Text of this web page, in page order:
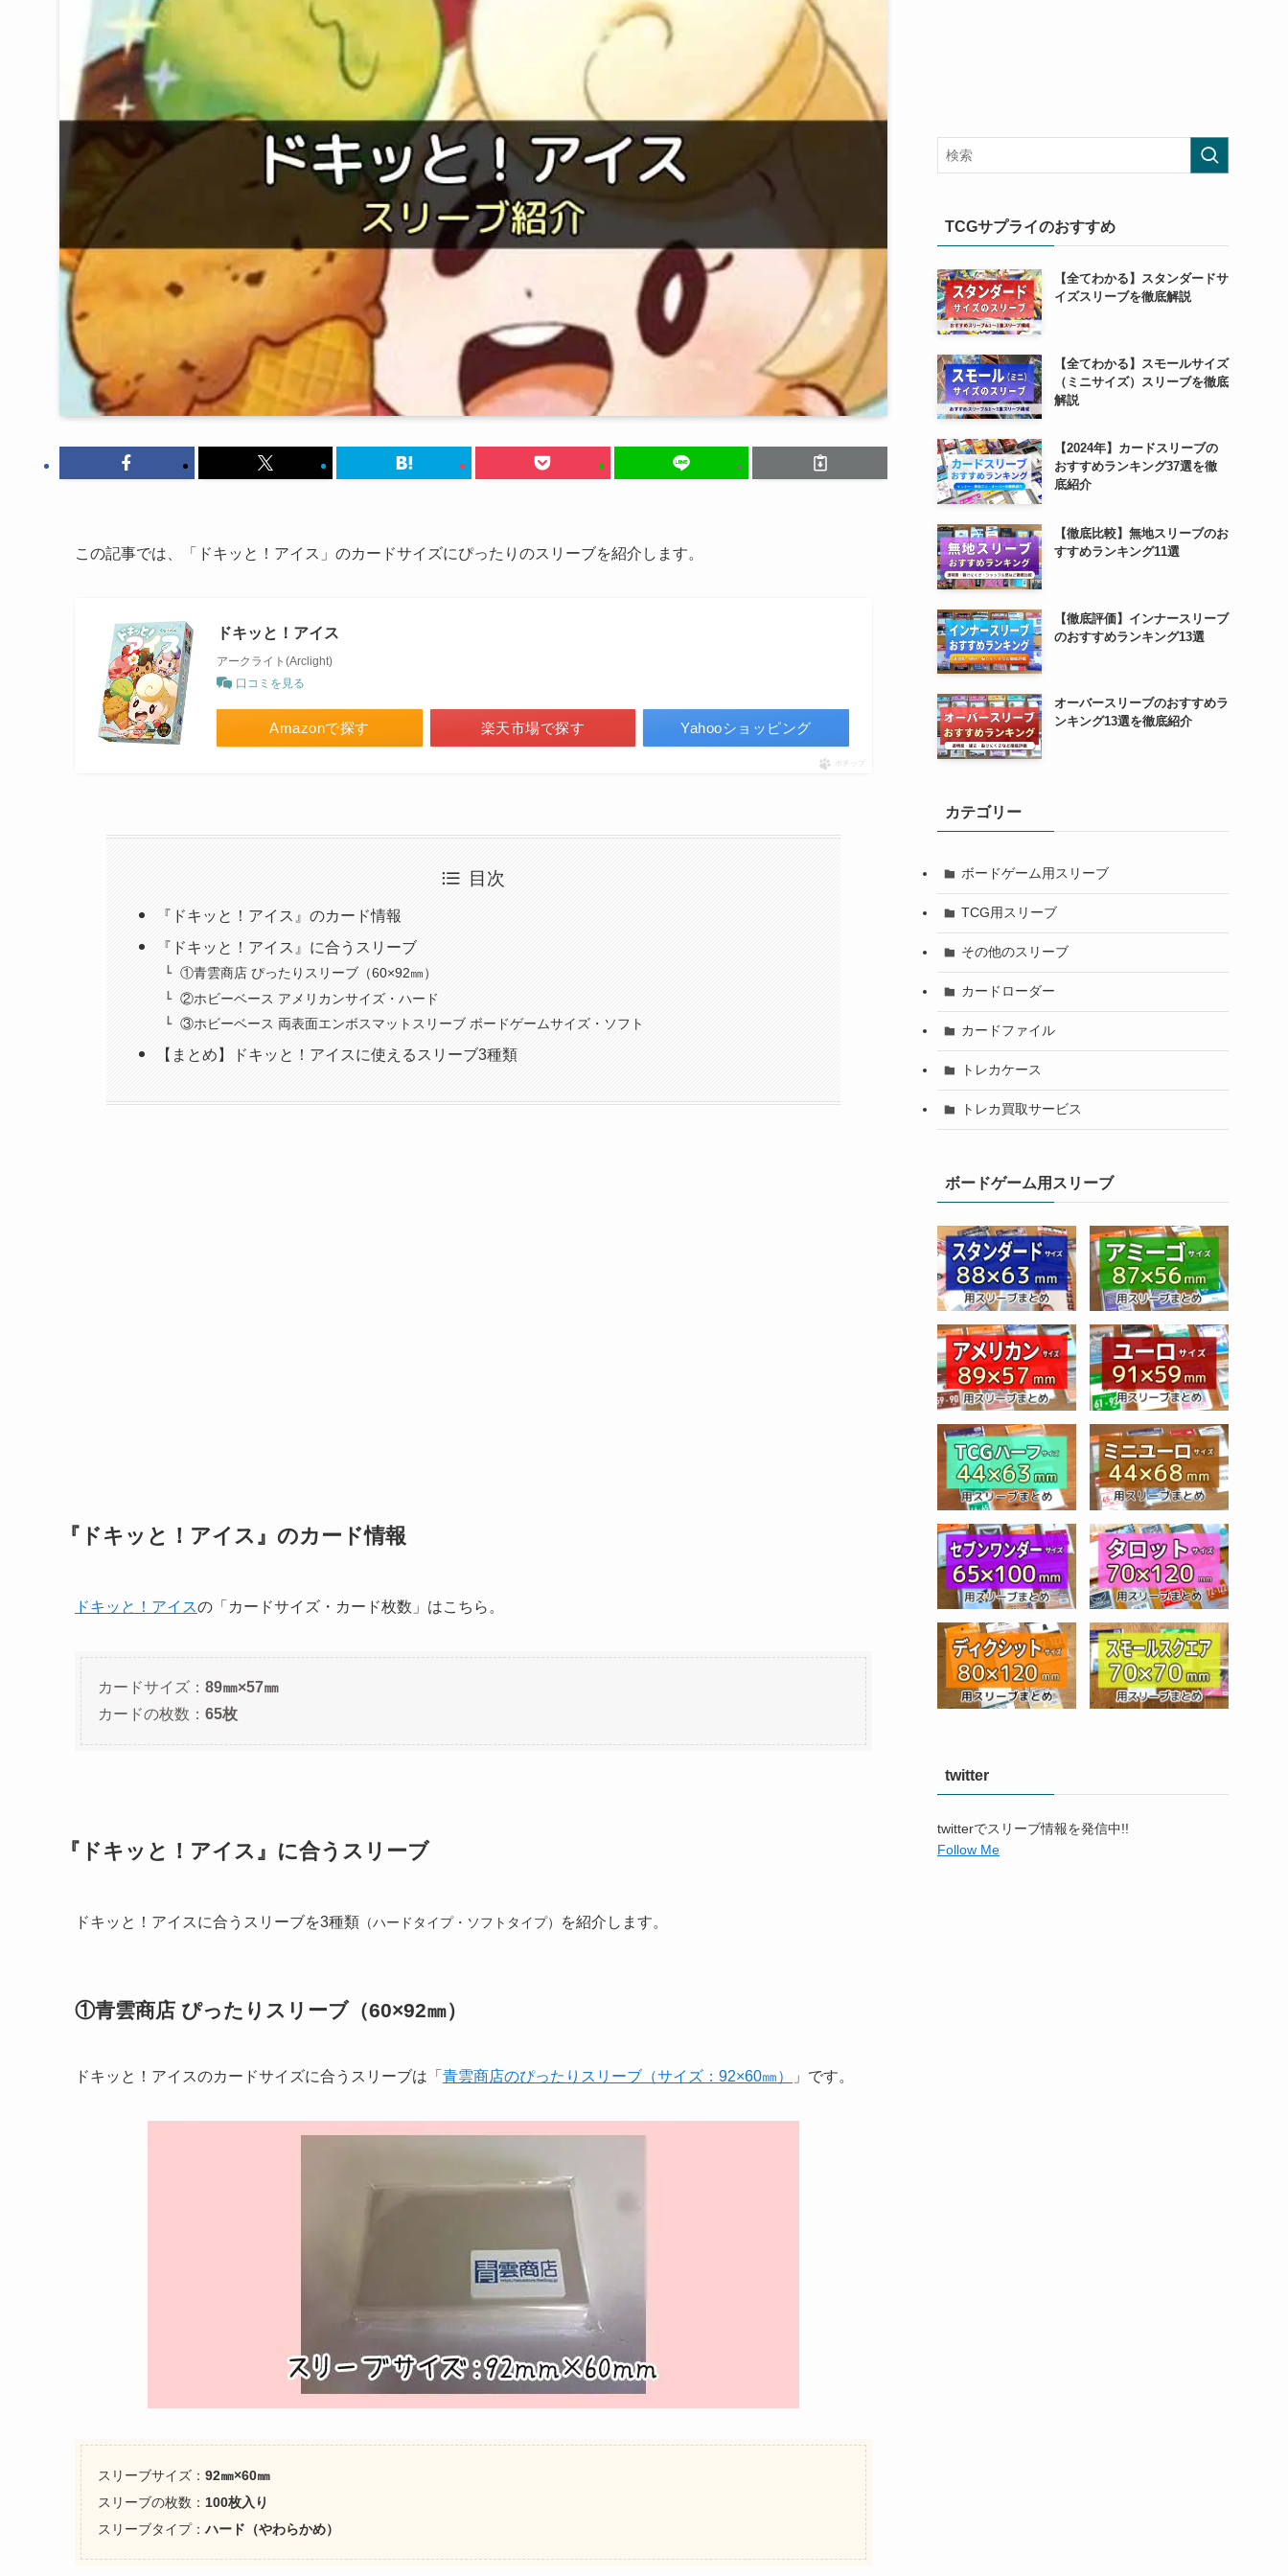
この記事では、「ドキッと！アイス」のカードサイズにぴったりのスリーブを紹介します。
ドキッと！アイス
アークライト(Arclight)
口コミを見る
Amazonで探す 楽天市場で探す Yahooショッピング
ポチップ
目次
『ドキッと！アイス』のカード情報
『ドキッと！アイス』に合うスリーブ
①青雲商店 ぴったりスリーブ（60×92㎜）
②ホビーベース アメリカンサイズ・ハード
③ホビーベース 両表面エンボスマットスリーブ ボードゲームサイズ・ソフト
【まとめ】ドキッと！アイスに使えるスリーブ3種類
『ドキッと！アイス』のカード情報
ドキッと！アイスの「カードサイズ・カード枚数」はこちら。
カードサイズ： 89㎜×57㎜
カードの枚数： 65枚
『ドキッと！アイス』に合うスリーブ
ドキッと！アイスに合うスリーブを3種類 （ハードタイプ・ソフトタイプ） を紹介します。
①青雲商店 ぴったりスリーブ（60×92㎜）
ドキッと！アイスのカードサイズに合うスリーブは「 青雲商店のぴったりスリーブ（サイズ：92×60㎜） 」です。
スリーブサイズ： 92㎜×60㎜
スリーブの枚数： 100枚入り
スリーブタイプ：ハード（やわらかめ）
TCGサプライのおすすめ
【全てわかる】スタンダードサ
イズスリーブを徹底解説
【全てわかる】スモールサイズ
（ミニサイズ）スリーブを徹底
解説
【2024年】カードスリーブの
おすすめランキング37選を徹
底紹介
【徹底比較】無地スリーブのお
すすめランキング11選
【徹底評価】インナースリーブ
のおすすめランキング13選
オーバースリーブのおすすめラ
ンキング13選を徹底紹介
カテゴリー
ボードゲーム用スリーブ
TCG用スリーブ
その他のスリーブ
カードローダー
カードファイル
トレカケース
トレカ買取サービス
ボードゲーム用スリーブ
twitter
twitterでスリーブ情報を発信中!!
Follow Me